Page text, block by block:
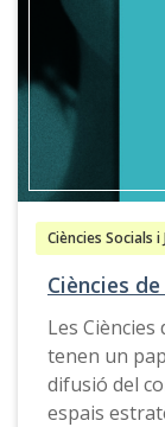
Ciències Socials i
Ciències
Les
tenen un
difusió del
espais